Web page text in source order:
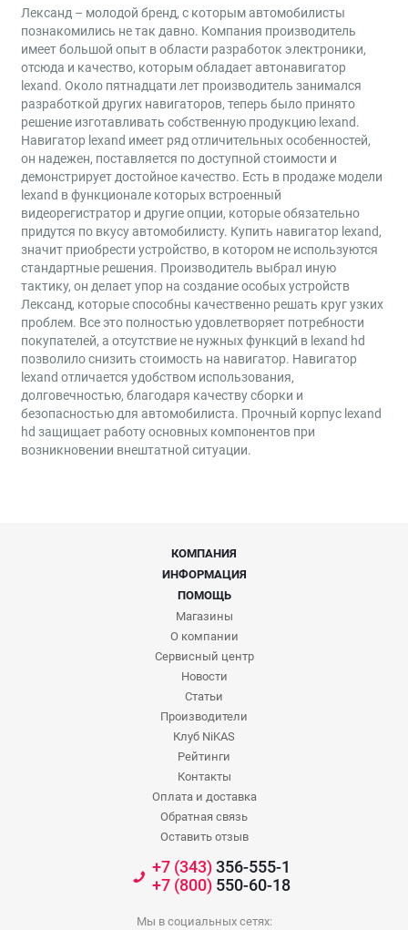
Лександ – молодой бренд, с которым автомобилисты
познакомились не так давно. Компания производитель
имеет большой опыт в области разработок электроники,
отсюда и качество, которым обладает автонавигатор
lexand. Около пятнадцати лет производитель занимался
разработкой других навигаторов, теперь было принято
решение изготавливать собственную продукцию lexand.
Навигатор lexand имеет ряд отличительных особенностей,
он надежен, поставляется по доступной стоимости и
демонстрирует достойное качество. Есть в продаже модели
lexand в функционале которых встроенный
видеорегистратор и другие опции, которые обязательно
придутся по вкусу автомобилисту. Купить навигатор lexand,
значит приобрести устройство, в котором не используются
стандартные решения. Производитель выбрал иную
тактику, он делает упор на создание особых устройств
Лександ, которые способны качественно решать круг узких
проблем. Все это полностью удовлетворяет потребности
покупателей, а отсутствие не нужных функций в lexand hd
позволило снизить стоимость на навигатор. Навигатор
lexand отличается удобством использования,
долговечностью, благодаря качеству сборки и
безопасностью для автомобилиста. Прочный корпус lexand
hd защищает работу основных компонентов при
возникновении внештатной ситуации.
КОМПАНИЯ
ИНФОРМАЦИЯ
ПОМОЩЬ
Магазины
О компании
Сервисный центр
Новости
Статьи
Производители
Клуб NiKAS
Рейтинги
Контакты
Оплата и доставка
Обратная связь
Оставить отзыв
+7 (343)356-555-1
+7 (800)550-60-18
Мы в социальных сетях: